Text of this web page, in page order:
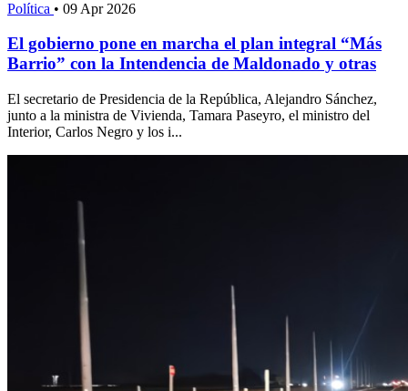
Política • 09 Apr 2026
El gobierno pone en marcha el plan integral “Más
Barrio” con la Intendencia de Maldonado y otras
El secretario de Presidencia de la República, Alejandro Sánchez,
junto a la ministra de Vivienda, Tamara Paseyro, el ministro del
Interior, Carlos Negro y los i...